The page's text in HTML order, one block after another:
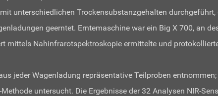
unterschiedlichen Trockensubstanzgehalten
geerntet. Erntemaschine war ein Big X 700, an
mittels Nahinfrarotspektroskopie ermittelte und
jeder Wagenladung repräsentative Teilproben
untersucht. Die Ergebnisse der 32 Analysen NIR-